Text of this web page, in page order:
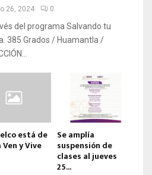
26, 2024 0
del programa Salvando tu
385 Grados / Huamantla /
está de
y Vive
Se amplía
suspensión de
clases al jueves
25...